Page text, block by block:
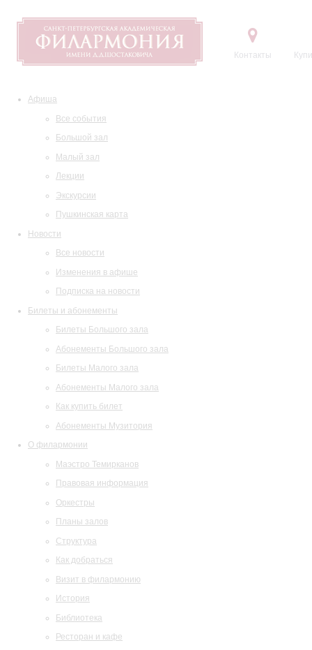
Контакты
Афиша
Все события
Большой зал
Малый зал
Лекции
Экскурсии
Пушкинская карта
Новости
Все новости
Изменения в афише
Подписка на новости
Билеты и абонементы
Билеты Большого зала
Абонементы Большого зала
Билеты Малого зала
Абонементы Малого зала
Как купить билет
Абонементы Музитория
О филармонии
Маэстро Темирканов
Правовая информация
Оркестры
Планы залов
Структура
Как добраться
Визит в филармонию
История
Библиотека
Ресторан и кафе